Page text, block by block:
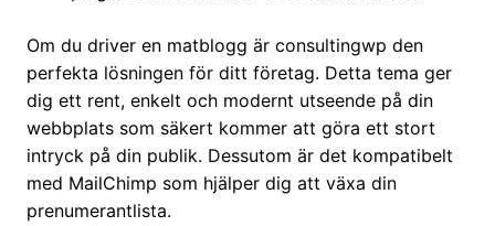
Om du driver en matblogg är consultingwp den
perfekta lösningen för ditt företag. Detta tema ger
dig ett rent, enkelt och modernt utseende på din
webbplats som säkert kommer att göra ett stort
intryck på din publik. Dessutom är det kompatibelt
med MailChimp som hjälper dig att växa din
prenumerantlista.